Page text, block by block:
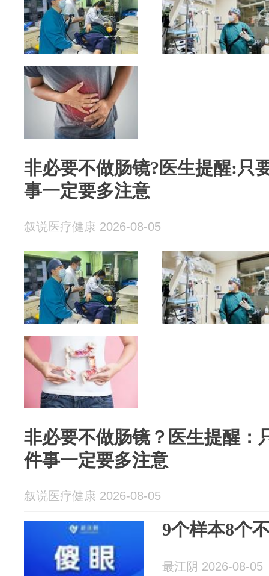
非必要不做肠镜?医生提醒:只
事一定要多注意
叙说医疗健康 2026-08-05
非必要不做肠镜？医生提醒：
件事一定要多注意
叙说医疗健康 2026-08-05
9个样本8个
最江阴 2026-08-05